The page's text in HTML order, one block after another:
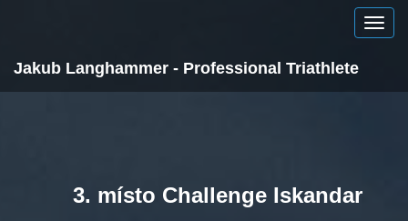
Jakub Langhammer - Professional Triathlete
3. místo Challenge Iskandar